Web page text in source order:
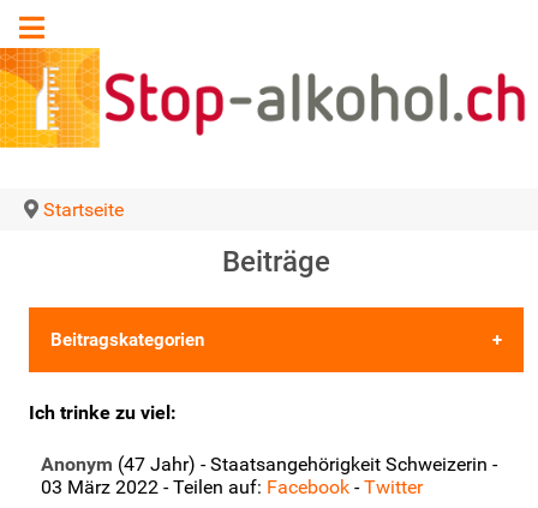
Startseite
Beiträge
Beitragskategorien
•Ich trinke zu viel(20)
Ich trinke zu viel:
Anonym (47 Jahr) - Staatsangehörigkeit Schweizerin -
03 März 2022 - Teilen auf: Facebook -Twitter